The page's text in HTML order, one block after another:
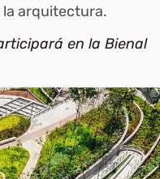
la arquitectura.
en la Bienal